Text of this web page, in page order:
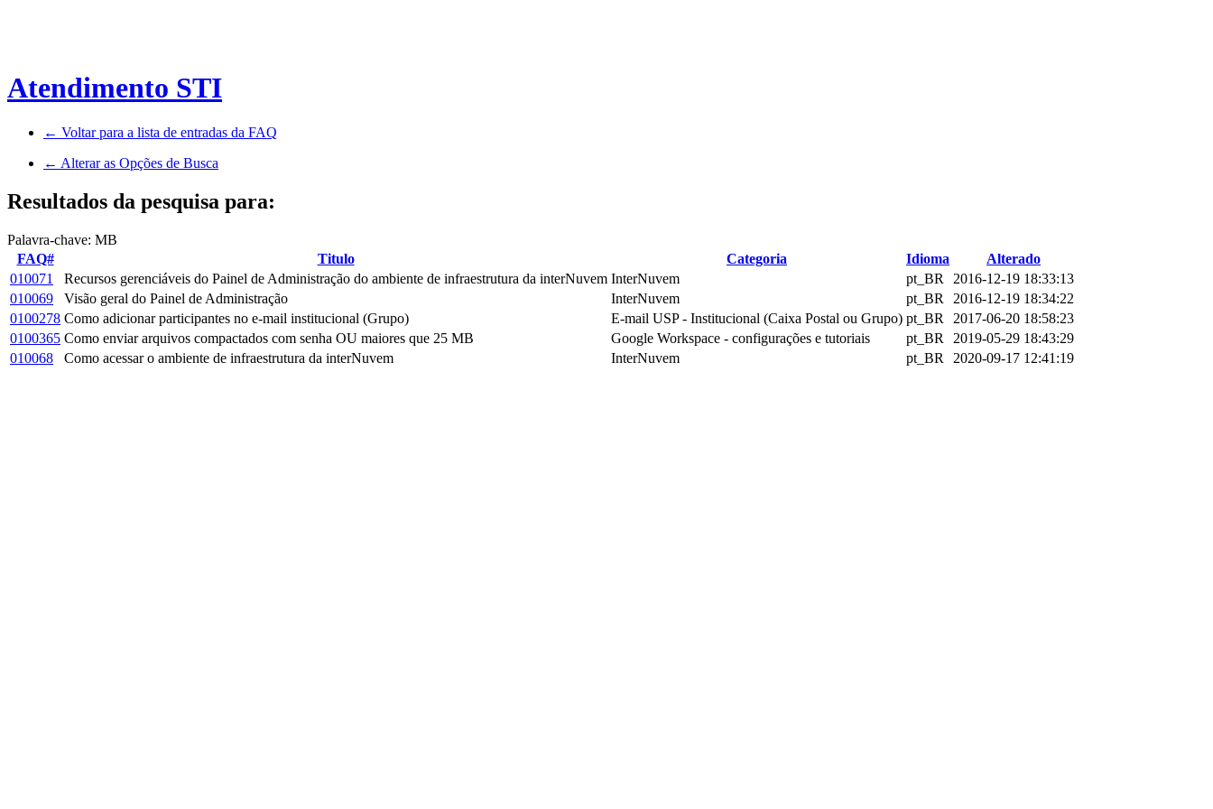
Atendimento STI
← Voltar para a lista de entradas da FAQ
← Alterar as Opções de Busca
Resultados da pesquisa para:
Palavra-chave: MB
FAQ#
Titulo Categoria Idioma
Alterado
010071
Recursos gerenciáveis do Painel de Administração do ambiente de infraestrutura da interNuvem InterNuvem pt_BR
2016-12-19 18:33:13
010069
Visão geral do Painel de Administração InterNuvem pt_BR
2016-12-19 18:34:22
0100278 Como adicionar participantes no e-mail institucional (Grupo) E-mail USP - Institucional (Caixa Postal ou Grupo) pt_BR
2017-06-20 18:58:23
0100365 Como enviar arquivos compactados com senha OU maiores que 25 MB Google Workspace - configurações e tutoriais pt_BR
2019-05-29 18:43:29
010068
Como acessar o ambiente de infraestrutura da interNuvem InterNuvem pt_BR 2020-09-17 12:41:19